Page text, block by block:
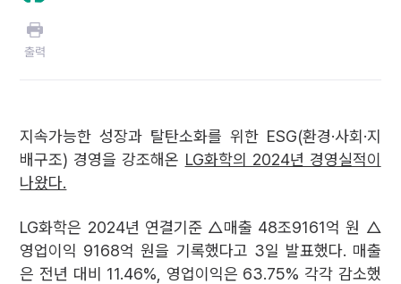
출력
지속가능한 성장과 탈탄소화를 위한 ESG(환경·사회·지
배구조) 경영을 강조해온 LG화학의 2024년 경영실적이
나왔다.
LG화학은 2024년 연결기준 △매출 48조9161억 원 △
영업이익 9168억 원을 기록했다고 3일 발표했다. 매출
은 전년 대비 11.46%, 영업이익은 63.75% 각각 감소했